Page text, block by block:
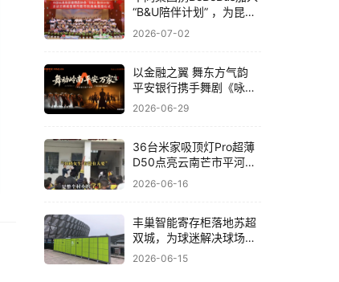
“B&U陪伴计划” ，为昆明
孤残儿童送关爱
2026-07-02
以金融之翼 舞东方气韵
平安银行携手舞剧《咏
春》共筑非遗文化新体验
2026-06-29
36台米家吸顶灯Pro超薄
D50点亮云南芒市平河小
学，小米为大山孩子送去
2026-06-16
丰巢智能寄存柜落地苏超
双城，为球迷解决球场存
包难题
2026-06-15